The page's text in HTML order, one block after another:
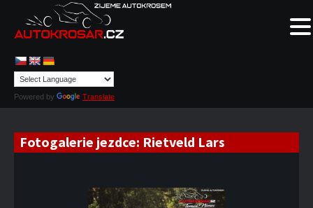
Powered by Translate
Fotogalerie jezdce: Rietveld Lars